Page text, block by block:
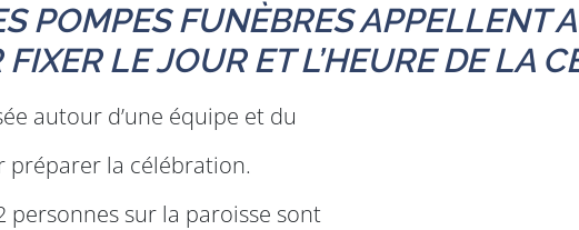
POMPES FUNÈBRES APPELLENT
LE JOUR ET L’HEURE DE LA
autour d’une équipe et du
préparer la célébration.
personnes sur la paroisse sont